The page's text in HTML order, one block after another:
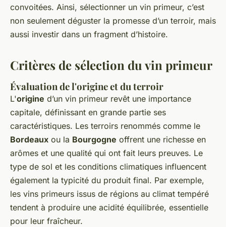
convoitées. Ainsi, sélectionner un vin primeur, c’est
non seulement déguster la promesse d’un terroir, mais
aussi investir dans un fragment d’histoire.
Critères de sélection du vin primeur
Évaluation de l'origine et du terroir
L'origine d’un vin primeur revêt une importance
capitale, définissant en grande partie ses
caractéristiques. Les terroirs renommés comme le
Bordeaux ou la Bourgogne offrent une richesse en
arômes et une qualité qui ont fait leurs preuves. Le
type de sol et les conditions climatiques influencent
également la typicité du produit final. Par exemple,
les vins primeurs issus de régions au climat tempéré
tendent à produire une acidité équilibrée, essentielle
pour leur fraîcheur.